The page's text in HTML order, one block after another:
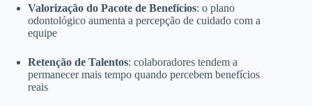
Valorização do Pacote de Benefícios: o plano
odontológico aumenta a percepção de cuidado com a
equipe
Retenção de Talentos: colaboradores tendem a
permanecer mais tempo quando percebem benefícios
reais